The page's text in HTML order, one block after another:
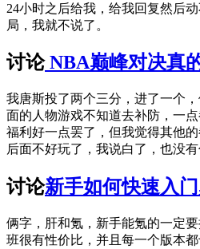
24小时之后给我，给我回复然后
局，我就不说了。
讨论NBA巅峰对决真
我唐斯投了两个三分，进了一个
面的人物游戏不知道去补防，一
福利好一点罢了，但我觉得其他
后面不好玩了，我说白了，也没有
讨论新手如何快速入
俩字，肝和氪，新手能氪的一定
班很有性价比，并且每一个版本